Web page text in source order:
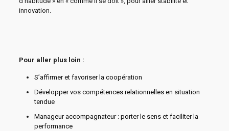
innovation.
Pour aller plus loin :
S’affirmer et favoriser la coopération
Développer vos compétences relationnelles en situation
tendue
Manageur accompagnateur : porter le sens et faciliter la
performance